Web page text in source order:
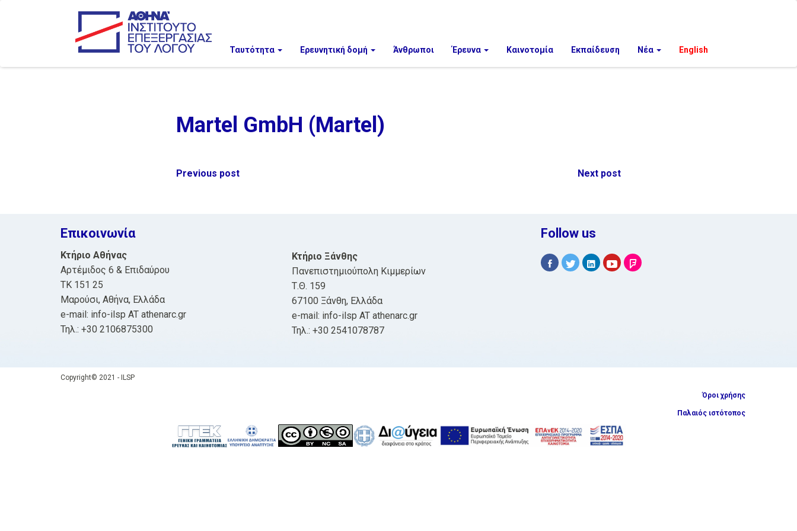
Ταυτότητα Ερευνητική δομή Άνθρωποι Έρευνα Καινοτομία Εκπαίδευση Νέα English
Martel GmbH (Martel)
Post
Previous post Next post
Επικοινωνία
Κτήριο Αθήνας
Αρτέμιδος 6 & Επιδαύρου
ΤΚ 151 25
Μαρούσι, Αθήνα, Ελλάδα
e-mail: info-ilsp AT athenarc.gr
Τηλ.: +30 2106875300
Κτήριο Ξάνθης
Πανεπιστημιούπολη Κιμμερίων
Τ.Θ. 159
67100 Ξάνθη, Ελλάδα
e-mail: info-ilsp AT athenarc.gr
Τηλ.: +30 2541078787
Follow us
Copyright© 2021 - ILSP
Όροι χρήσης
Παλαιός ιστότοπος